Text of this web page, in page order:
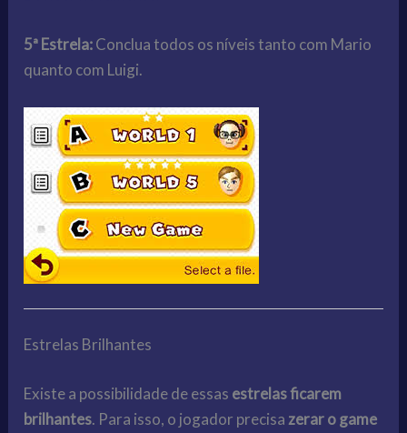
5ª Estrela:Conclua todos os níveis tanto com Mario
quanto com Luigi.
Estrelas Brilhantes
Existe a possibilidade de essas estrelas ficarem
brilhantes. Para isso, o jogador precisa zerar o game